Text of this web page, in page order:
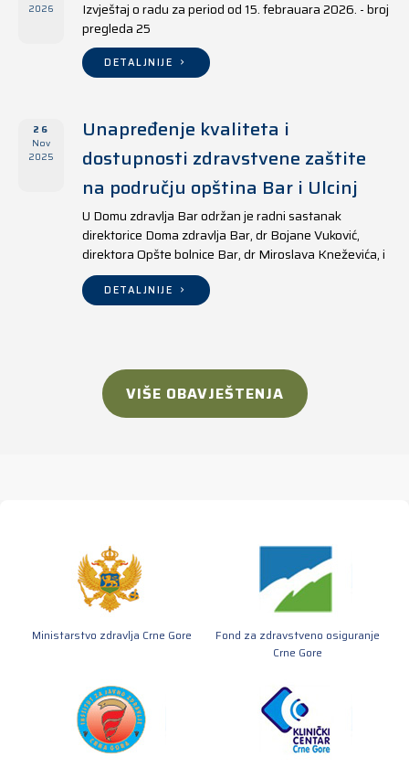
2026
Izvještaj o radu za period od 15. febrauara 2026. - broj
pregleda 25
DETALJNIJE
26
Nov
2025
Unapređenje kvaliteta i
dostupnosti zdravstvene zaštite
na području opština Bar i Ulcinj
U Domu zdravlja Bar održan je radni sastanak
direktorice Doma zdravlja Bar, dr Bojane Vuković,
direktora Opšte bolnice Bar, dr Miroslava Kneževića, i
direktora Doma zdravlja Ulcinj, Kreshnika Mustafe.
DETALJNIJE
VIŠE OBAVJEŠTENJA
Ministarstvo zdravlja Crne Gore
Fond za zdravstveno osiguranje
Crne Gore